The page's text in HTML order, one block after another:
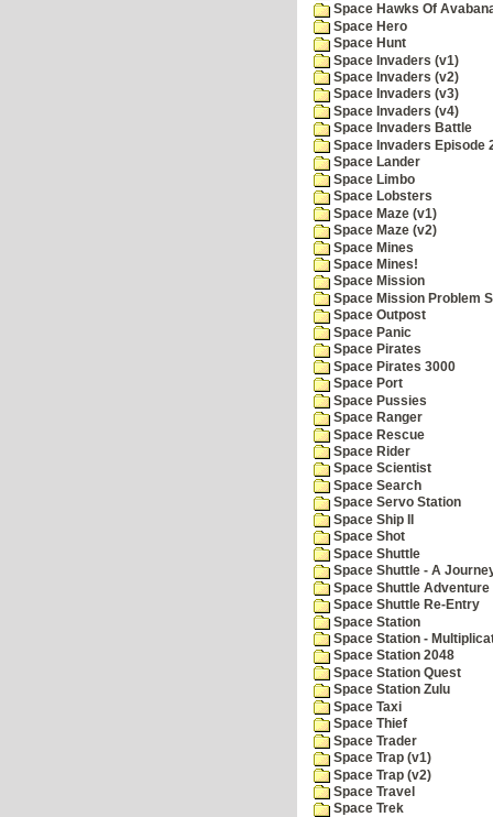
Space Hawks Of
Space Hero
Space Hunt
Space Invaders (v1)
Space Invaders (v2)
Space Invaders (v3)
Space Invaders (v4)
Space Invaders Battle
Space Invaders Episode
Space Lander
Space Limbo
Space Lobsters
Space Maze (v1)
Space Maze (v2)
Space Mines
Space Mines!
Space Mission
Space Mission Problem
Space Outpost
Space Panic
Space Pirates
Space Pirates 3000
Space Port
Space Pussies
Space Ranger
Space Rescue
Space Rider
Space Scientist
Space Search
Space Servo Station
Space Ship II
Space Shot
Space Shuttle
Space Shuttle - A
Space Shuttle Adventure
Space Shuttle Re-Entry
Space Station
Space Station -
Space Station 2048
Space Station Quest
Space Station Zulu
Space Taxi
Space Thief
Space Trader
Space Trap (v1)
Space Trap (v2)
Space Travel
Space Trek